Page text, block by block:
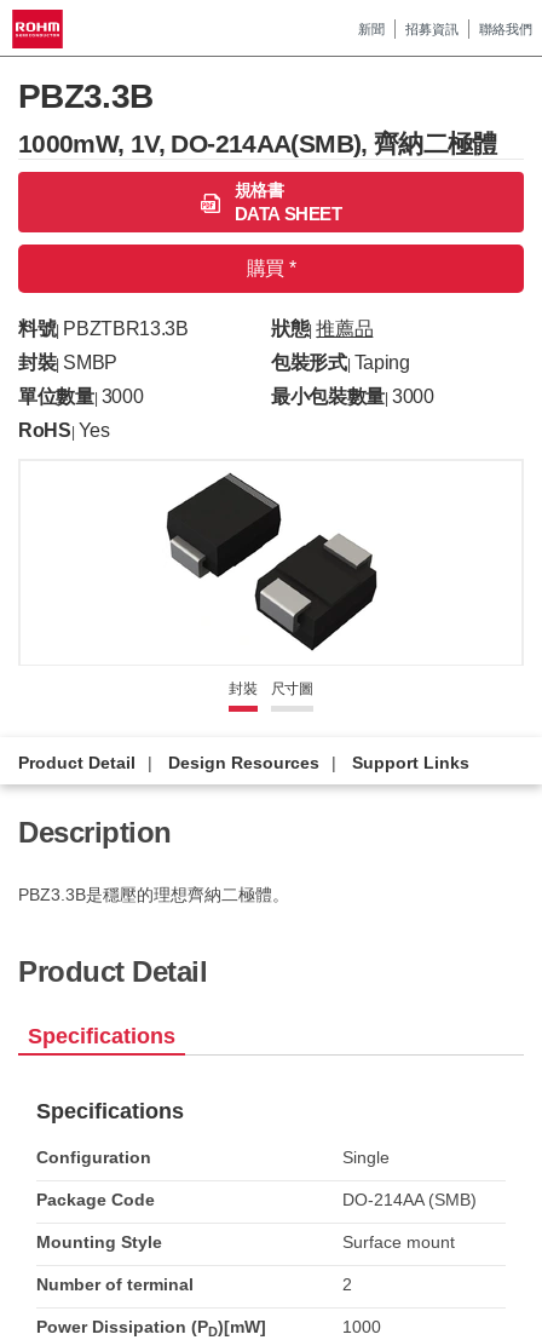
新聞 招募資訊 聯絡我們
PBZ3.3B
1000mW, 1V, DO-214AA(SMB), 齊納二極體
規格書
DATA SHEET
購買 *
料號| PBZTBR13.3B 狀態|推薦品
封裝| SMBP 包裝形式| Taping
單位數量| 3000 最小包裝數量 |3000
RoHS Yes
封裝 尺寸圖
Product Detail Design Resources Support Links
Description
PBZ3.3B是穩壓的理想齊納二極體。
Product Detail
Specifications
Specifications
Configuration Single
Package Code DO-214AA (SMB)
Mounting Style Surface mount
Number of terminal 2
Power Dissipation (PD)[mW] 1000